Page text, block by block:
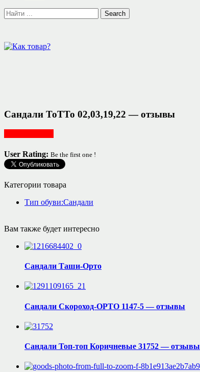
Сандали ТоТТо 02,03,19,22 — отзывы
User Rating: Be the first one !
Категории товара
Тип обуви:Сандали
Вам также будет интересно
Сандали Таши-Орто
Сандали Скороход-ОРТО 1147-5 — отзывы
Сандали Топ-топ Коричневые 31752 — отзывы